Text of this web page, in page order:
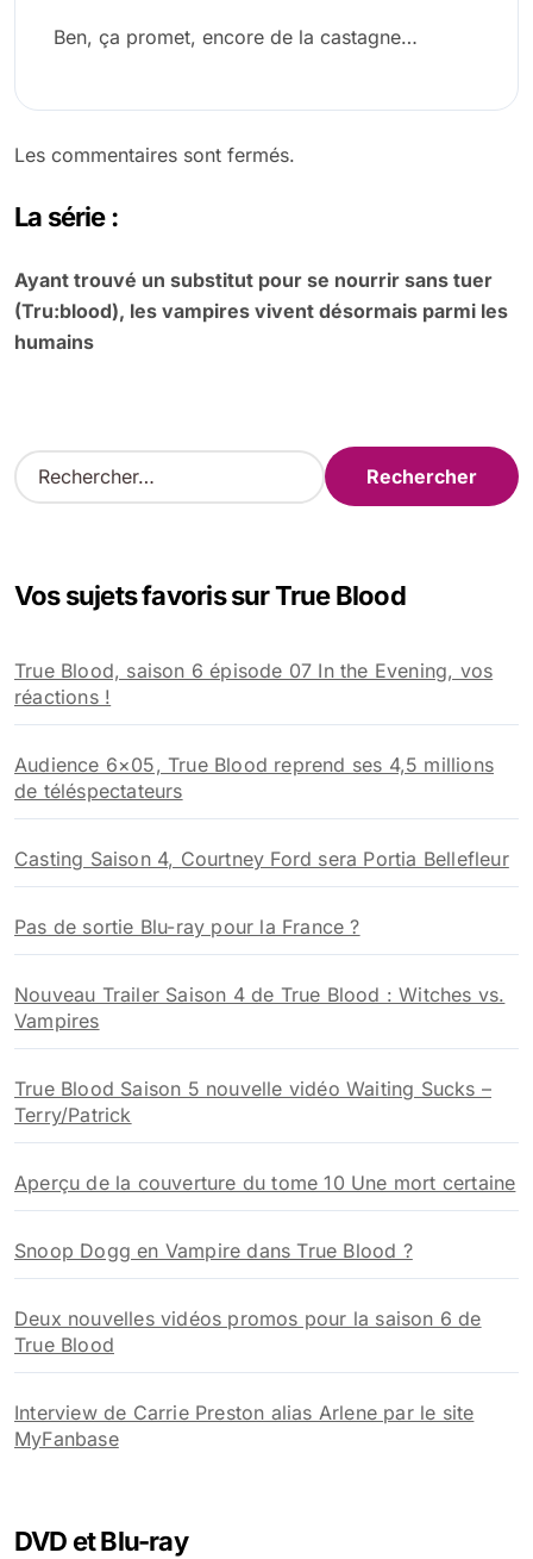
Ben, ça promet, encore de la castagne…
Les commentaires sont fermés.
La série :
Ayant trouvé un substitut pour se nourrir sans tuer
(Tru:blood), les vampires vivent désormais parmi les
humains
R
e
r
e
r
Vos sujets favoris sur True Blood
True Blood, saison 6 épisode 07 In the Evening, vos
réactions !
Audience 6×05, True Blood reprend ses 4,5 millions
de téléspectateurs
Casting Saison 4, Courtney Ford sera Portia Bellefleur
Pas de sortie Blu-ray pour la France ?
Nouveau Trailer Saison 4 de True Blood : Witches vs.
Vampires
True Blood Saison 5 nouvelle vidéo Waiting Sucks –
Terry/Patrick
Aperçu de la couverture du tome 10 Une mort certaine
Snoop Dogg en Vampire dans True Blood ?
Deux nouvelles vidéos promos pour la saison 6 de
True Blood
Interview de Carrie Preston alias Arlene par le site
MyFanbase
DVD et Blu-ray